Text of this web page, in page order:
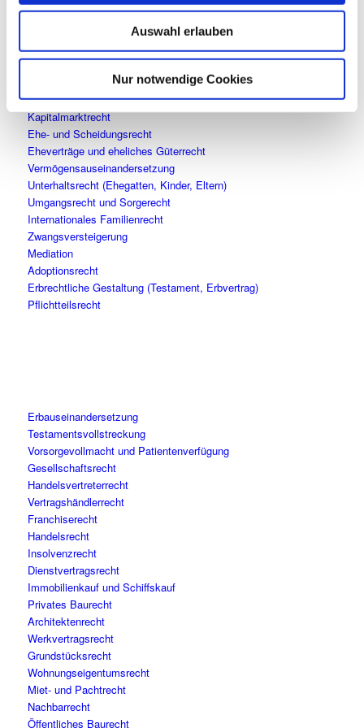
Auswahl erlauben
Nur notwendige Cookies
Regress von Sozialleistungsträgern
Urheber- und Medienrecht
Leasing- und Finanzierungsrecht
Aufsichtsrecht
Kapitalmarktrecht
Ehe- und Scheidungsrecht
Eheverträge und eheliches Güterrecht
Vermögensauseinandersetzung
Unterhaltsrecht (Ehegatten, Kinder, Eltern)
Umgangsrecht und Sorgerecht
Internationales Familienrecht
Zwangsversteigerung
Mediation
Adoptionsrecht
Erbrechtliche Gestaltung (Testament, Erbvertrag)
Pflichtteilsrecht
Erbauseinandersetzung
Testamentsvollstreckung
Vorsorgevollmacht und Patientenverfügung
Gesellschaftsrecht
Handelsvertreterrecht
Vertragshändlerrecht
Franchiserecht
Handelsrecht
Insolvenzrecht
Dienstvertragsrecht
Immobilienkauf und Schiffskauf
Privates Baurecht
Architektenrecht
Werkvertragsrecht
Grundstücksrecht
Wohnungseigentumsrecht
Miet- und Pachtrecht
Nachbarrecht
Öffentliches Baurecht